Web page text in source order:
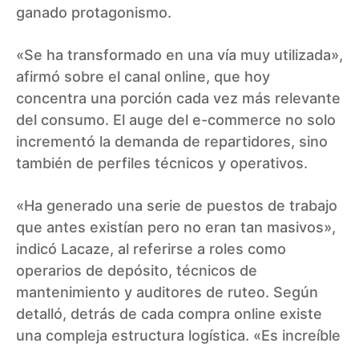
ganado protagonismo.
«Se ha transformado en una vía muy utilizada»,
afirmó sobre el canal online, que hoy
concentra una porción cada vez más relevante
del consumo. El auge del e-commerce no solo
incrementó la demanda de repartidores, sino
también de perfiles técnicos y operativos.
«Ha generado una serie de puestos de trabajo
que antes existían pero no eran tan masivos»,
indicó Lacaze, al referirse a roles como
operarios de depósito, técnicos de
mantenimiento y auditores de ruteo. Según
detalló, detrás de cada compra online existe
una compleja estructura logística. «Es increíble